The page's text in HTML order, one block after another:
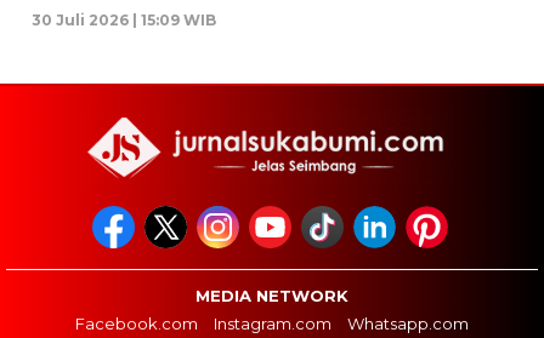
30 Juli 2026 | 15:09 WIB
MEDIA NETWORK
Facebook.com
Instagram.com Whatsapp.com